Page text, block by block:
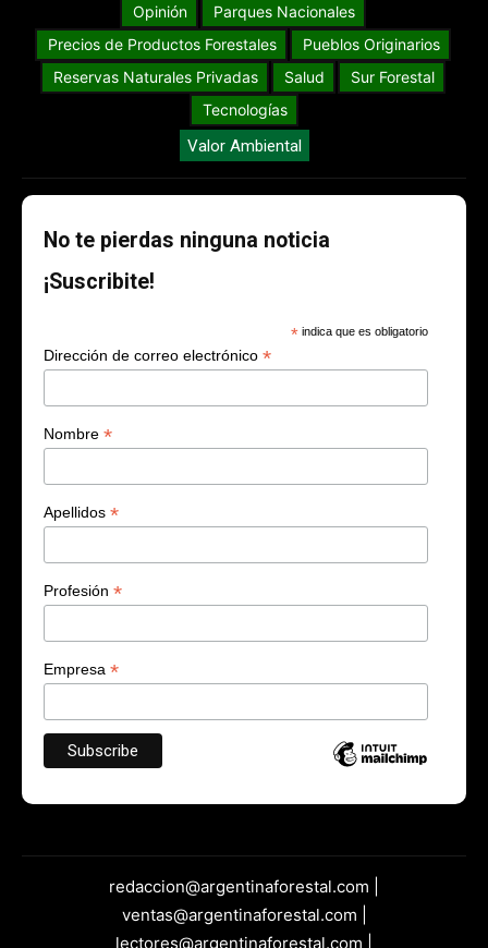
Opinión
Parques Nacionales
Precios de Productos Forestales
Pueblos Originarios
Reservas Naturales Privadas
Salud
Sur Forestal
Tecnologías
Valor Ambiental
No te pierdas ninguna noticia
¡Suscribite!
* indica que es obligatorio
Dirección de correo electrónico *
Nombre *
Apellidos *
Profesión *
Empresa *
redaccion@argentinaforestal.com |
ventas@argentinaforestal.com |
lectores@argentinaforestal.com |